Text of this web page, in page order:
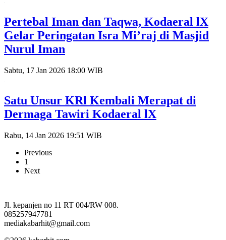
Pertebal Iman dan Taqwa, Kodaeral lX
Gelar Peringatan Isra Mi’raj di Masjid
Nurul Iman
Sabtu, 17 Jan 2026 18:00 WIB
Satu Unsur KRl Kembali Merapat di
Dermaga Tawiri Kodaeral lX
Rabu, 14 Jan 2026 19:51 WIB
Previous
1
Next
Jl. kepanjen no 11 RT 004/RW 008.
085257947781
mediakabarhit@gmail.com